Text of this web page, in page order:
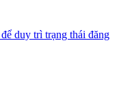
duy trì trạng thái đăng